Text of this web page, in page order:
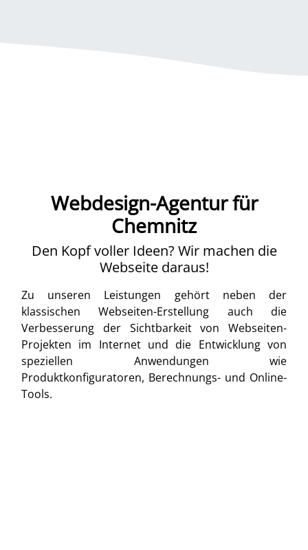
Webdesign-Agentur für
Chemnitz
Den Kopf voller Ideen? Wir machen die
Webseite daraus!
Zu unseren Leistungen gehört neben der
klassischen Webseiten-Erstellung auch die
Verbesserung der Sichtbarkeit von Webseiten-
Projekten im Internet und die Entwicklung von
speziellen Anwendungen wie
Produktkonfiguratoren, Berechnungs- und Online-
Tools.